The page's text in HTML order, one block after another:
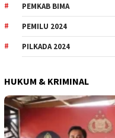
PEMKAB BIMA
PEMILU 2024
PILKADA 2024
HUKUM & KRIMINAL